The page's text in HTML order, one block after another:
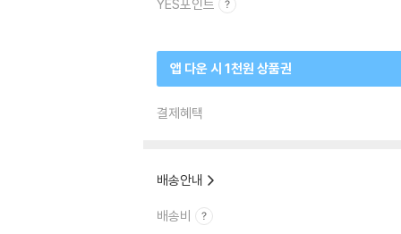
YES포인트
앱 다운 시 1천원 상품권
결제혜택
배송안내
배송비